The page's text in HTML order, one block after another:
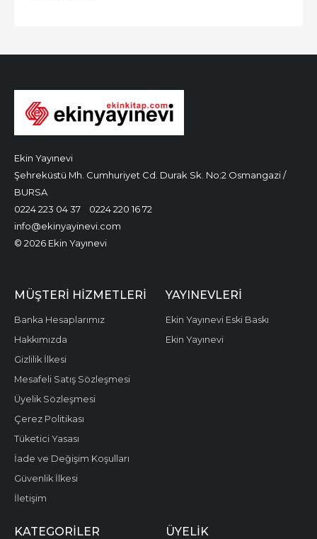
Ekin Yayınevi
Şehreküstü Mh. Cumhuriyet Cd. Durak Sk. No:2 Osmangazi /
BURSA
0224 223 04 37
0224 220 16 72
info@ekinyayinevi.com
© 2026 Ekin Yayınevi
MÜŞTERI HIZMETLERI
Banka Hesaplarımız
Hakkımızda
Gizlilik İlkesi
Mesafeli Satış Sözleşmesi
Üyelik Sözleşmesi
Çerez Politikası
Tüketici Yasası
İade ve Değişim Koşulları
Güvenlik İlkesi
İletişim
YAYINEVLERI
Ekin Yayınevi Eski Baskı
Ekin Yayınevi
KATEGORILER ÜYELIK